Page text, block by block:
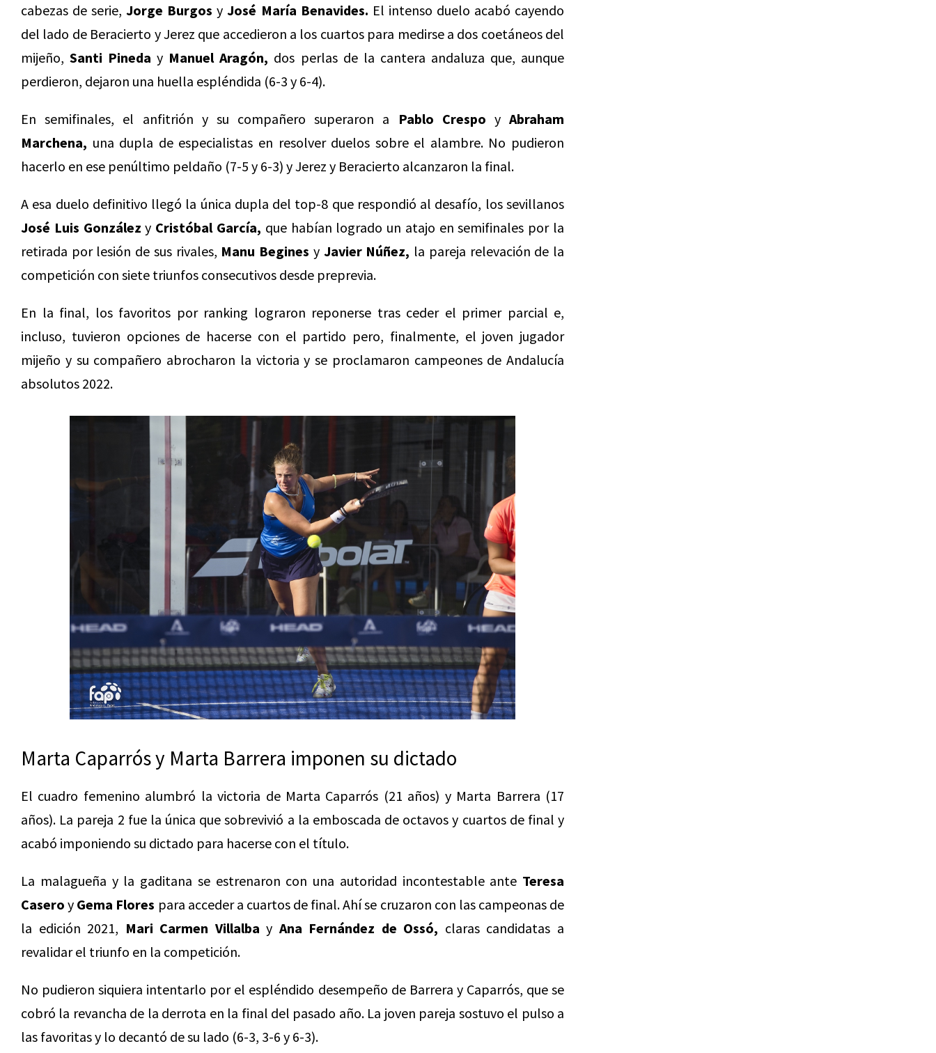
cabezas de serie,Jorge Burgos yJosé María Benavides. El intenso duelo acabó cayendo
del lado de Beracierto y Jerez que accedieron a los cuartos para medirse a dos coetáneos del
mijeño,Santi Pineda y Manuel Aragón, dos perlas de la cantera andaluza que, aunque
perdieron, dejaron una huella espléndida (6-3 y 6-4).
En semifinales, el anfitrión y su compañero superaron a Pablo Crespo yAbraham
Marchena, una dupla de especialistas en resolver duelos sobre el alambre. No pudieron
hacerlo en ese penúltimo peldaño (7-5 y 6-3) y Jerez y Beracierto alcanzaron la final.
A esa duelo definitivo llegó la única dupla del top-8 que respondió al desafío, los sevillanos
José Luis González y Cristóbal García, que habían logrado un atajo en semifinales por la
retirada por lesión de sus rivales, Manu Begines y Javier Núñez, la pareja relevación de la
competición con siete triunfos consecutivos desde preprevia.
En la final, los favoritos por ranking lograron reponerse tras ceder el primer parcial e,
incluso, tuvieron opciones de hacerse con el partido pero, finalmente, el joven jugador
mijeño y su compañero abrocharon la victoria y se proclamaron campeones de Andalucía
absolutos 2022.
Marta Caparrós y Marta Barrera imponen su dictado
El cuadro femenino alumbró la victoria de Marta Caparrós (21 años) y Marta Barrera (17
años). La pareja 2 fue la única que sobrevivió a la emboscada de octavos y cuartos de final y
acabó imponiendo su dictado para hacerse con el título.
La malagueña y la gaditana se estrenaron con una autoridad incontestable ante Teresa
Casero y Gema Flores para acceder a cuartos de final. Ahí se cruzaron con las campeonas de
la edición 2021, Mari Carmen Villalba y Ana Fernández de Ossó, claras candidatas a
revalidar el triunfo en la competición.
No pudieron siquiera intentarlo por el espléndido desempeño de Barrera y Caparrós, que se
cobró la revancha de la derrota en la final del pasado año. La joven pareja sostuvo el pulso a
las favoritas y lo decantó de su lado (6-3, 3-6 y 6-3).